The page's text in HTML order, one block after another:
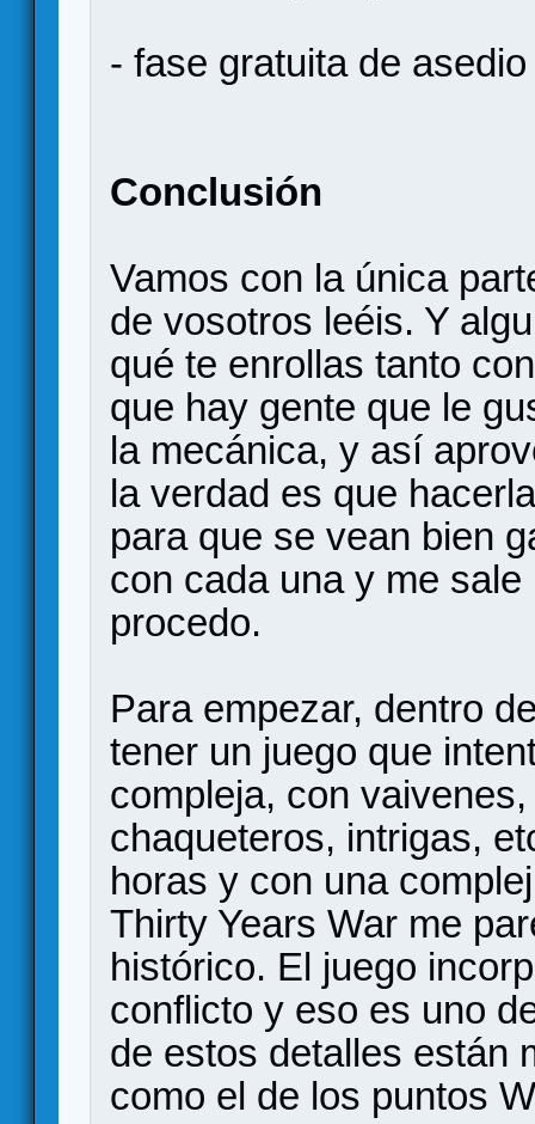
- fase gratuita de
Conclusión
Vamos con la única
de vosotros leéis. Y
qué te enrollas tanto
que hay gente que le
la mecánica, y así
la verdad es que
para que se vean bien
con cada una y me
procedo.
Para empezar, dentro
tener un juego que
compleja, con
chaqueteros, intrigas,
horas y con una
Thirty Years War me
histórico. El juego
conflicto y eso es uno
de estos detalles están
como el de los puntos